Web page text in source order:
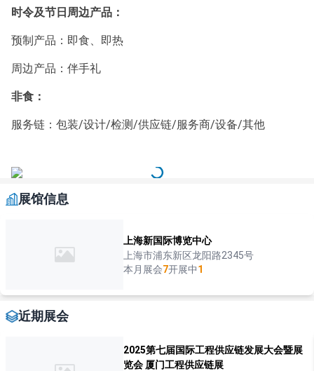
时令及节日周边产品：
预制产品：即食、即热
周边产品：伴手礼
非食：
服务链：包装/设计/检测/供应链/服务商/设备/其他
展馆信息
上海新国际博览中心
上海市浦东新区龙阳路2345号
本月展会7开展中1
近期展会
2025第七届国际工程供应链发展大会暨展
览会 厦门工程供应链展